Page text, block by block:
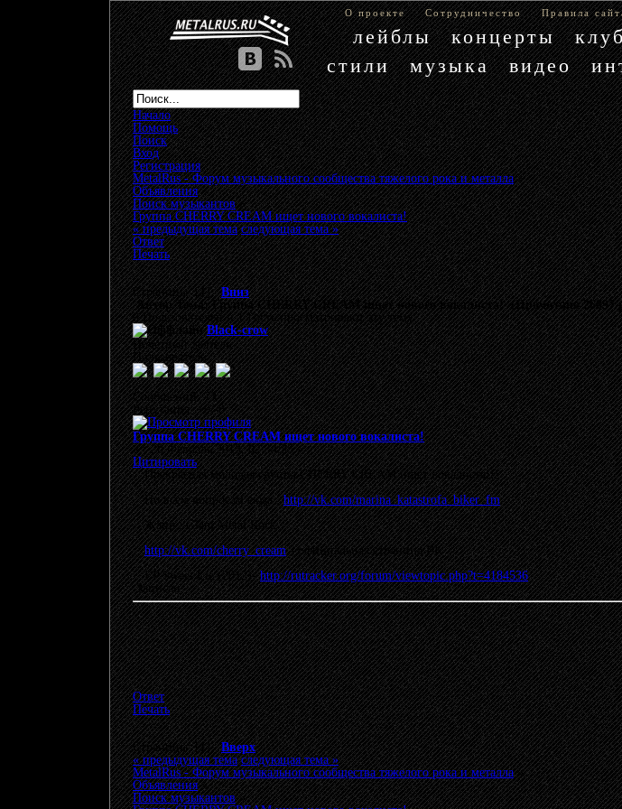
О проекте Сотрудничество Правила
лейблы концерты
стили
музыка видео
Начало
Помощь
Поиск
Вход
Регистрация
MetalRus - Форум музыкального сообщества тяжелого рока и металла»
Объявления»
Поиск музыкантов»
Группа CHERRY CREAM ищет нового вокалиста!
« предыдущая тема следующая тема »
Ответ
Печать
Страницы: [1]Вниз
АвторТема: Группа CHERRY CREAM ищет нового вокалиста! (Прочитано 26897
0 Пользователей и 1 Гость просматривают эту тему.
Black-crow
Почетный деятель
Пользователь
Сообщений: 73
Репутация: +0/-0
Группа CHERRY CREAM ищет нового вокалиста!
«:20 Февраль 2013, 02:34:35 »
Цитировать
Прекрасная молодая группа CHERRY CREAM ищет вокалиста!!!
По всем вопросам сюда :http://vk.com/marina_katastrofa_biker_fm
Жанр : Glam Metal Rock
http://vk.com/cherry_cream- официальная страница ВК
EP Sweet Lie (2012)-http://rutracker.org/forum/viewtopic.php?t=4184536
Записан
Ответ
Печать
Страницы: [1]Вверх
« предыдущая тема следующая тема »
MetalRus - Форум музыкального сообщества тяжелого рока и металла»
Объявления»
Поиск музыкантов»